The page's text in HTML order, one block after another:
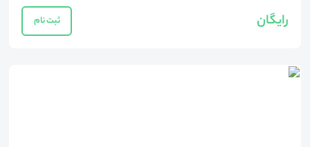
رایگان ثبت نام